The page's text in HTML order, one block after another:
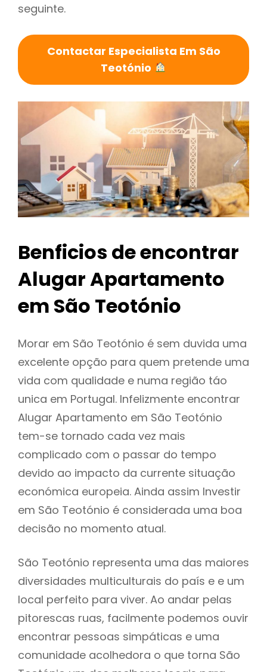
seguinte.
Contactar Especialista Em São
Teotónio
Benficios de encontrar
Alugar Apartamento
em São Teotónio
Morar em São Teotónio é sem duvida uma
excelente opção para quem pretende uma
vida com qualidade e numa região táo
unica em Portugal. Infelizmente encontrar
Alugar Apartamento em São Teotónio
tem-se tornado cada vez mais
complicado com o passar do tempo
devido ao impacto da currente situação
económica europeia. Ainda assim Investir
em São Teotónio é considerada uma boa
decisão no momento atual.
São Teotónio representa uma das maiores
diversidades multiculturais do país e e um
local perfeito para viver. Ao andar pelas
pitorescas ruas, facilmente podemos ouvir
encontrar pessoas simpáticas e uma
comunidade acolhedora o que torna São